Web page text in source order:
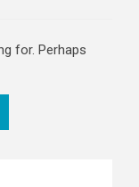
for. Perhaps